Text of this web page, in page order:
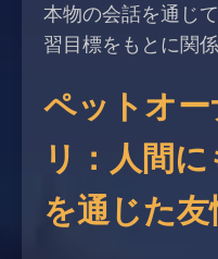
本物の会話を通じ
習目標をもとに関
ペットオ
リ：人間
を通じた友